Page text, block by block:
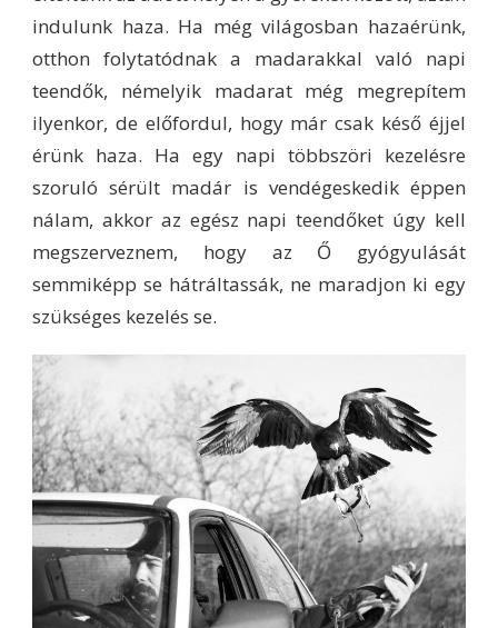
indulunk haza. Ha még világosban hazaérünk,
otthon folytatódnak a madarakkal való napi
teendők, némelyik madarat még megrepítem
ilyenkor, de előfordul, hogy már csak késő éjjel
érünk haza. Ha egy napi többszöri kezelésre
szoruló sérült madár is vendégeskedik éppen
nálam, akkor az egész napi teendőket úgy kell
megszerveznem, hogy az Ő gyógyulását
semmiképp se hátráltassák, ne maradjon ki egy
szükséges kezelés se.